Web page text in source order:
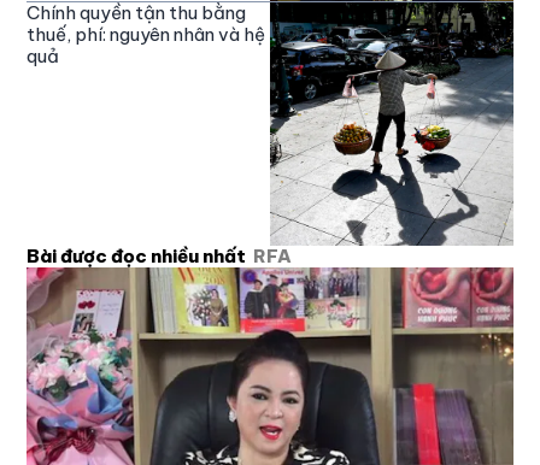
Chính quyền tận thu bằng
thuế, phí: nguyên nhân và hệ
quả
Bài được đọc nhiều nhất RFA